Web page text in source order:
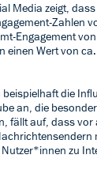
Media zeigt,
Zahlen
Engagement
einen Wert von
die
an, die
fällt auf, dass vor
zu